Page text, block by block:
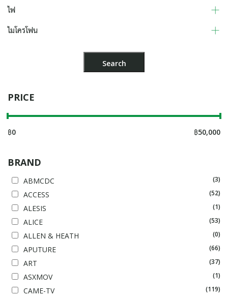
ไฟ
ไมโครโฟน
PRICE
฿0 ฿50,000
BRAND
ABMCDC (3)
ACCESS (52)
ALESIS (1)
ALICE (53)
ALLEN & HEATH (0)
APUTURE (66)
ART (37)
ASXMOV (1)
CAME-TV (119)